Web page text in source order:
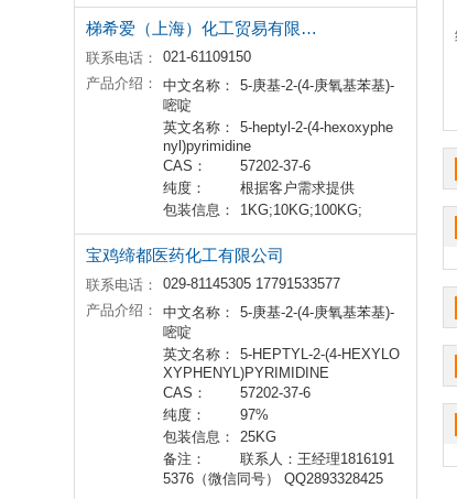
梯希爱（上海）化工贸易有限公司
联系电话：
021-61109150
产品介绍：
中文名称：
5-庚基-2-(4-庚氧基苯基)-
嘧啶
英文名称：
5-heptyl-2-(4-hexoxyphe
nyl)pyrimidine
CAS：
57202-37-6
纯度：
根据客户需求提供
包装信息：
1KG;10KG;100KG;
宝鸡缔都医药化工有限公司
联系电话：
029-81145305 17791533577
产品介绍：
中文名称：
5-庚基-2-(4-庚氧基苯基)-
嘧啶
英文名称：
5-HEPTYL-2-(4-HEXYLO
XYPHENYL)PYRIMIDINE
CAS：
57202-37-6
纯度：
97%
包装信息：
25KG
备注：
联系人：王经理1816191
5376（微信同号） QQ2893328425